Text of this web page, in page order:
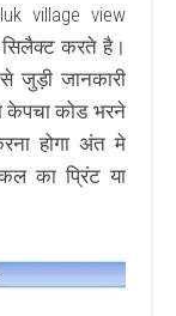
village view
करते है।
जुड़ी जानकारी
केपचा कोड भरने
होगा अंत मे
का प्रिंट या